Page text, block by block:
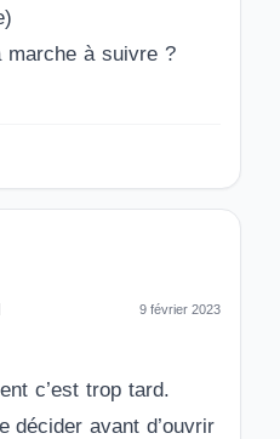
marche à suivre ?
9 février 2023
c’est trop tard.
décider avant d’ouvrir